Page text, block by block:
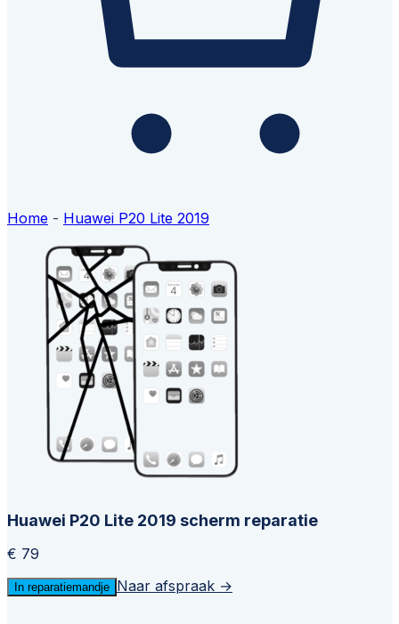
Home - Huawei P20 Lite 2019
Huawei P20 Lite 2019 scherm reparatie
€ 79
In reparatiemandje Naar afspraak →